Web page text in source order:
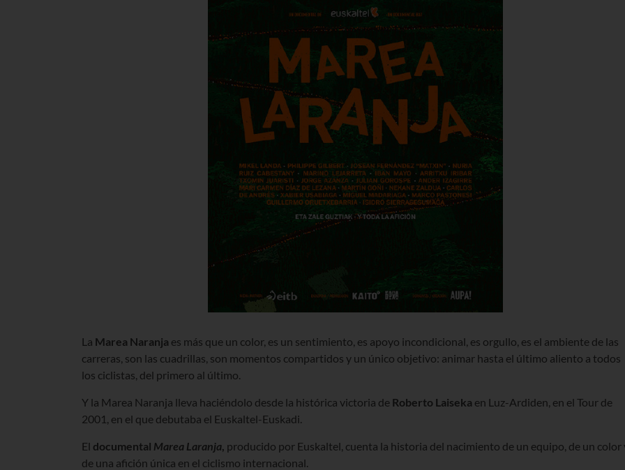
La Marea Naranja es más que un color, es un sentimiento, es apoyo incondicional, es orgullo, es el ambiente de las
carreras, son las cuadrillas, son momentos compartidos y un único objetivo: animar hasta el último aliento a todos
los ciclistas, del primero al último.
Y la Marea Naranja lleva haciéndolo desde la histórica victoria de Roberto Laiseka en Luz-Ardiden, en el Tour de
2001, en el que debutaba el Euskaltel-Euskadi.
El documental Marea Laranja, producido por Euskaltel, cuenta la historia del nacimiento de un equipo, de un color
de una afición única en el ciclismo internacional.